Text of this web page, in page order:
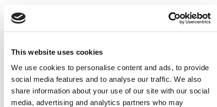
This website uses cookies
We use cookies to personalise content and ads, to provide
social media features and to analyse our traffic. We also
share information about your use of our site with our social
media, advertising and analytics partners who may
Seo léargas seachtainiúil ar threochtaí tráchta
fadtéarmacha. Áirítear leis an achoimre:
aghaidh na seachtaine ar fud na tíre.
Deais Calafoirt HGV a sholáthraíonn an meánsruth
laethúil in aghaidh na seachtaine ag calafoirt Bhaile
Átha Cliath, Ros Láir agus Chorcaí